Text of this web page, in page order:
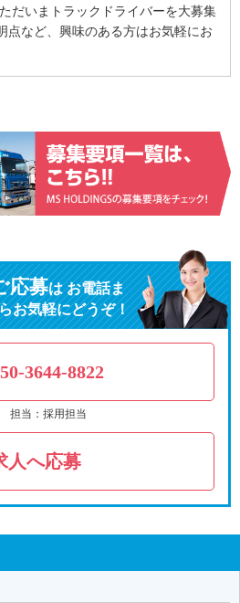
だいまトラックドライバーを大募集
点など、興味のある方はお気軽にお
応募はお電話ま
お気軽にどうぞ！
3644-8822
担当：採用担当
人へ応募